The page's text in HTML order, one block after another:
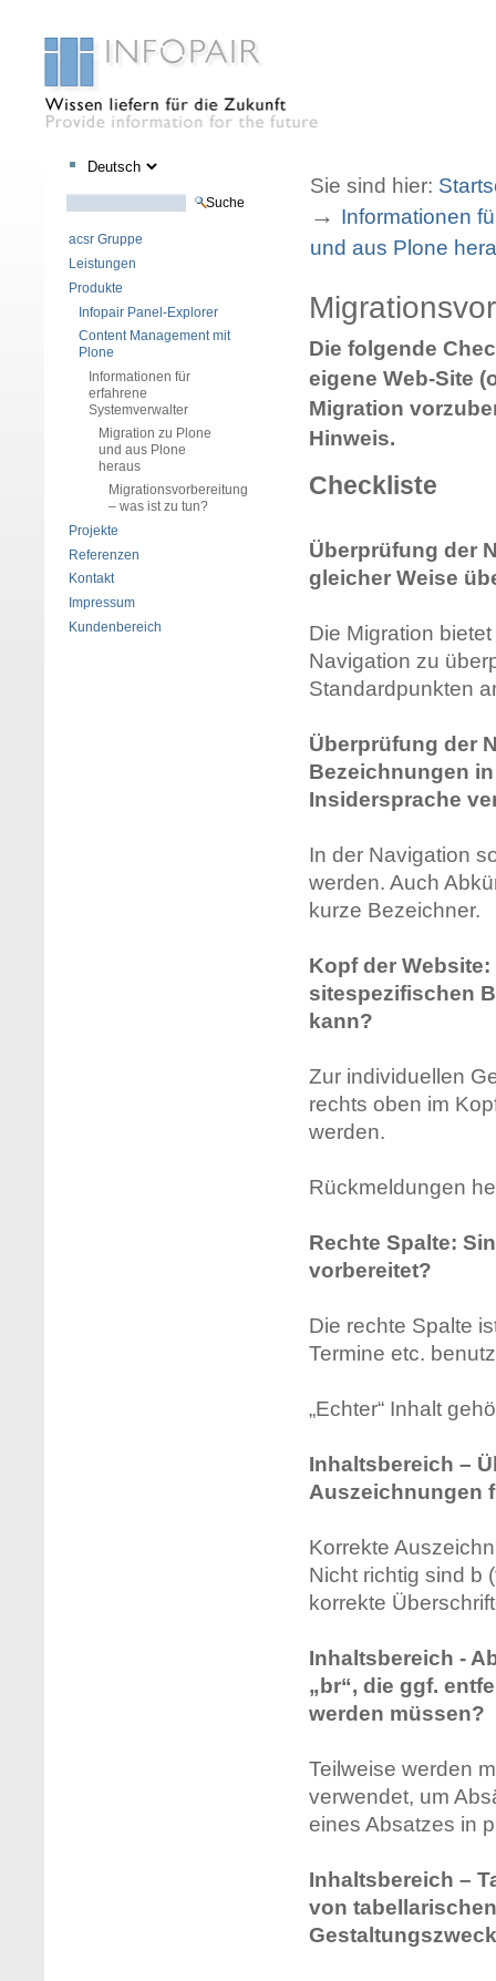
Werkzeuge
acsr Gruppe
Leistungen
Produkte
Infopair Panel-Explorer
Content Management mit
Plone
Informationen für
erfahrene
Systemverwalter
Migration zu Plone
und aus Plone
heraus
Migrationsvorbereitung
– was ist zu tun?
Projekte
Referenzen
Kontakt
Impressum
Kundenbereich
Sie sind hier:
→ Informationen
und aus Plone
Die folgende
eigene Web-Site
Migration
Hinweis.
Checkliste
Überprüfung der
gleicher Weise
Die Migration
Navigation zu
Standardpunkten
Überprüfung der
Bezeichnungen
Insidersprache
In der Navigation
werden. Auch
kurze Bezeichner.
Kopf der
sitespezifischen
kann?
Zur individuellen
rechts oben im
werden.
Rückmeldungen
Rechte Spalte:
vorbereitet?
Die rechte Spalte
Termine etc.
„Echter“ Inhalt
Inhaltsbereich –
Auszeichnungen
Korrekte
Nicht richtig sind b
korrekte
Inhaltsbereich -
„br“, die ggf.
werden müssen?
Teilweise werden
verwendet, um
eines Absatzes in
Inhaltsbereich –
von